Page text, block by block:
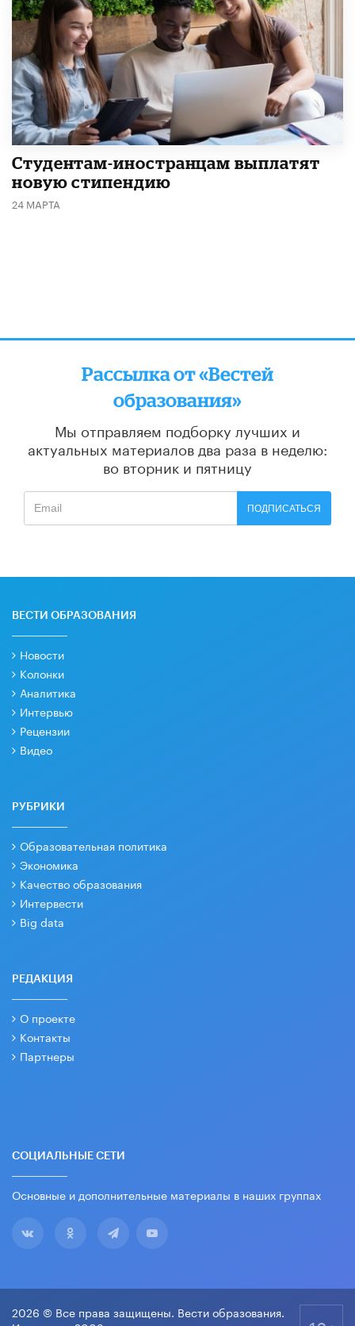
Студентам-иностранцам выплатят
новую стипендию
24 МАРТА
Рассылка от «Вестей
образования»
Мы отправляем подборку лучших и
актуальных материалов два раза в неделю:
во вторник и пятницу
ПОДПИСАТЬСЯ
ВЕСТИ ОБРАЗОВАНИЯ
Новости
Колонки
Аналитика
Интервью
Рецензии
Видео
РУБРИКИ
Образовательная политика
Экономика
Качество образования
Интервести
Big data
РЕДАКЦИЯ
О проекте
Контакты
Партнеры
СОЦИАЛЬНЫЕ СЕТИ
Основные и дополнительные материалы в наших группах
2026 © Все права защищены. Вести образования.